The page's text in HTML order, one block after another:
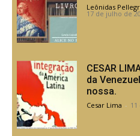
Leônidas
17 de julho de
CESAR
da
nossa.
Cesar Lima -